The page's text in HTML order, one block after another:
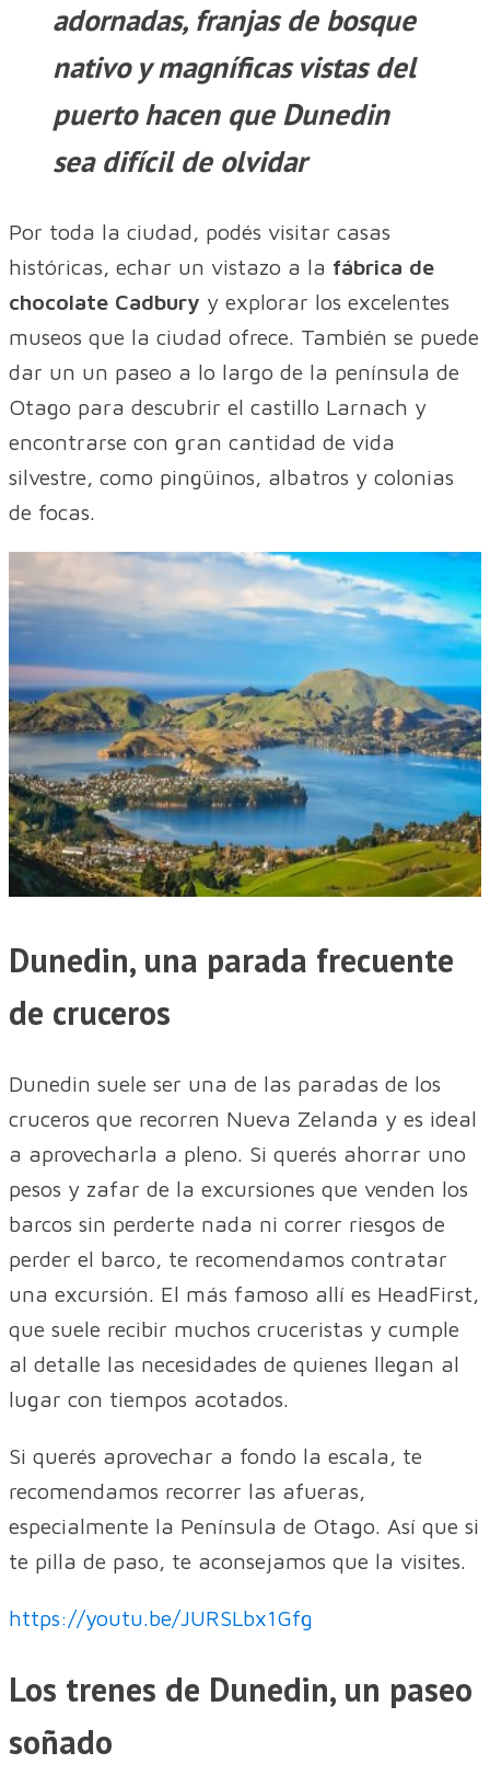
adornadas, franjas de bosque
nativo y magníficas vistas del
puerto hacen que Dunedin
sea difícil de olvidar
Por toda la ciudad, podés visitar casas
históricas, echar un vistazo a la fábrica de
chocolate Cadbury y explorar los excelentes
museos que la ciudad ofrece. También se puede
dar un un paseo a lo largo de la península de
Otago para descubrir el castillo Larnach y
encontrarse con gran cantidad de vida
silvestre, como pingüinos, albatros y colonias
de focas.
Dunedin, una parada frecuente
de cruceros
Dunedin suele ser una de las paradas de los
cruceros que recorren Nueva Zelanda y es ideal
a aprovecharla a pleno. Si querés ahorrar uno
pesos y zafar de la excursiones que venden los
barcos sin perderte nada ni correr riesgos de
perder el barco, te recomendamos contratar
una excursión. El más famoso allí es HeadFirst,
que suele recibir muchos cruceristas y cumple
al detalle las necesidades de quienes llegan al
lugar con tiempos acotados.
Si querés aprovechar a fondo la escala, te
recomendamos recorrer las afueras,
especialmente la Península de Otago. Así que si
te pilla de paso, te aconsejamos que la visites.
https://youtu.be/JURSLbx1Gfg
Los trenes de Dunedin, un paseo
soñado